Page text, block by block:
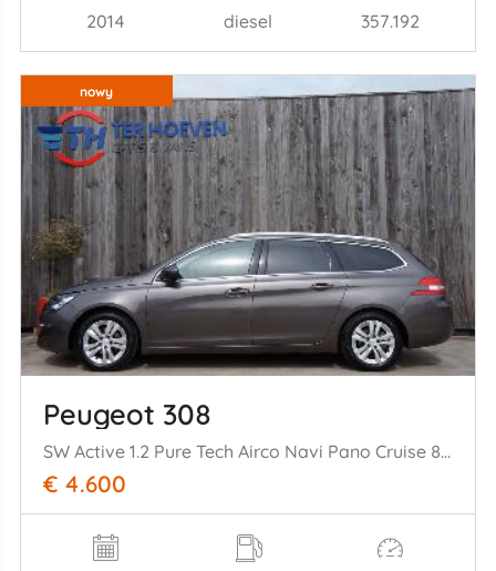
2014 diesel 357.192
nowy
Peugeot 308
SW Active 1.2 Pure Tech Airco Navi Pano Cruise 81KW Euro 6
€ 4.600